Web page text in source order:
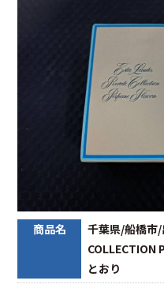
商品名
千葉県/船橋市
COLLECTION
とおり